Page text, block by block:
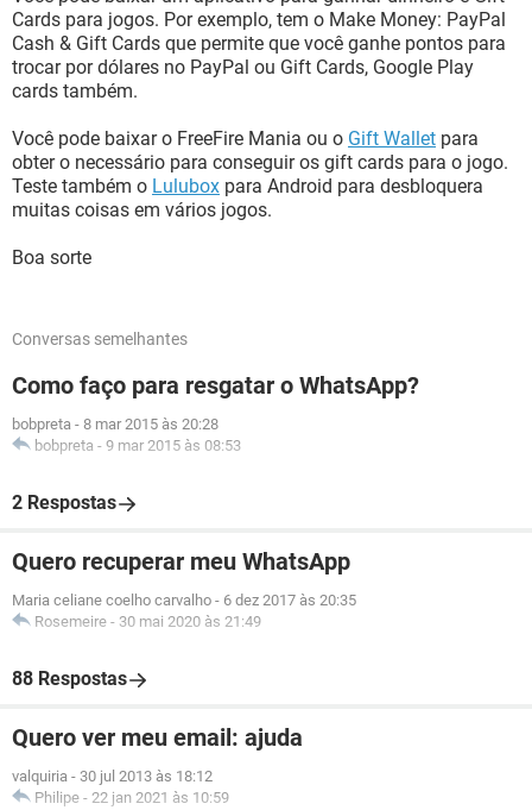
Cards para jogos. Por exemplo, tem o Make Money: PayPal
Cash & Gift Cards que permite que você ganhe pontos para
trocar por dólares no PayPal ou Gift Cards, Google Play
cards também.
Você pode baixar o FreeFire Mania ou o Gift Wallet para
obter o necessário para conseguir os gift cards para o jogo.
Teste também o Lulubox para Android para desbloquera
muitas coisas em vários jogos.
Boa sorte
Conversas semelhantes
Como faço para resgatar o WhatsApp?
bobpreta - 8 mar 2015 às 20:28
bobpreta - 9 mar 2015 às 08:53
2 Respostas
Quero recuperar meu WhatsApp
Maria celiane coelho carvalho - 6 dez 2017 às 20:35
Rosemeire - 30 mai 2020 às 21:49
88 Respostas
Quero ver meu email: ajuda
valquiria - 30 jul 2013 às 18:12
Philipe - 22 jan 2021 às 10:59